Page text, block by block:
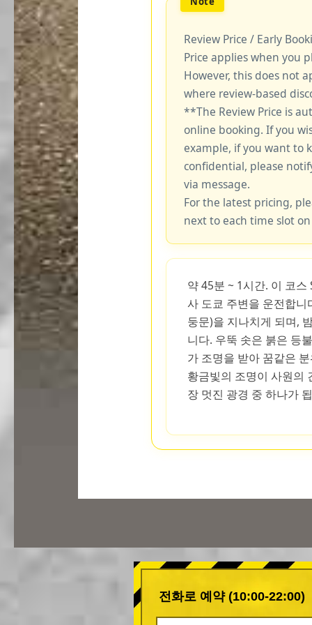
Review Price / Early
Price applies when you
However, this does not
where review-based
**The Review Price is
online booking. If you
example, if you want to
confidential, please
via message.
For the latest pricing,
next to each time slot
약 45분 ~ 1시간. 이 코
사 도쿄 주변을 운전합
둥문)을 지나치게 되며,
니다. 우뚝 솟은 붉은 등
가 조명을 받아 꿈같은
황금빛의 조명이 사원의
장 멋진 광경 중 하나가
전화로 예약 (10:00-22:00)